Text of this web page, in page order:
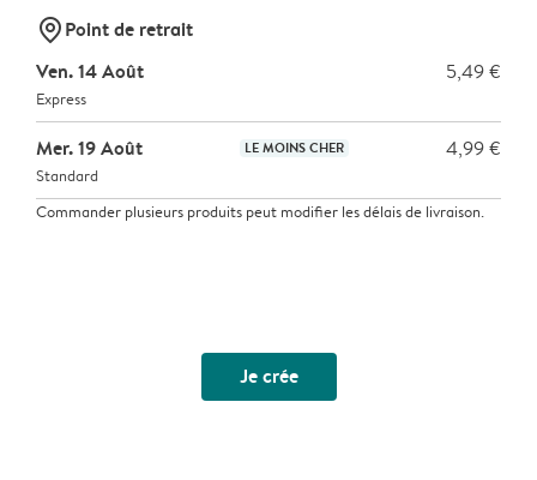
marker-pinPoint de retrait
Ven. 14 Août
5,49 €
Express
Mer. 19 Août LE MOINS CHER 4,99 €
Standard
Commander plusieurs produits peut modifier les délais de livraison.
Je crée